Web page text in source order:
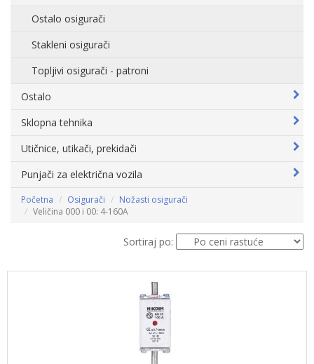
Ostalo osigurači
Stakleni osigurači
Topljivi osigurači - patroni
Ostalo
Sklopna tehnika
Utičnice, utikači, prekidači
Punjači za električna vozila
Početna Osigurači
Nožasti osigurači
Veličina 000 i 00: 4-160A
Sortiraj po: